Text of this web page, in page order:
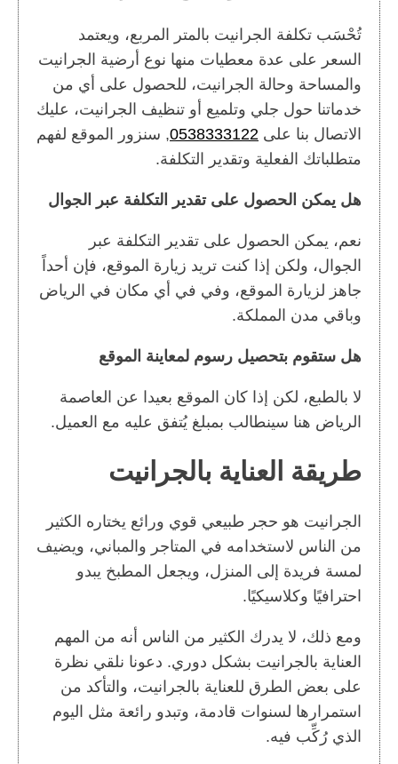
تُحْسَب تكلفة الجرانيت بالمتر المربع، ويعتمد
السعر على عدة معطيات منها نوع أرضية الجرانيت
والمساحة وحالة الجرانيت، للحصول على أي من
خدماتنا حول جلي وتلميع أو تنظيف الجرانيت، عليك
الاتصال بنا على 0538333122, سنزور الموقع لفهم
متطلباتك الفعلية وتقدير التكلفة.
هل يمكن الحصول على تقدير التكلفة عبر الجوال
نعم، يمكن الحصول على تقدير التكلفة عبر
الجوال، ولكن إذا كنت تريد زيارة الموقع، فإن أحداً
جاهز لزيارة الموقع، وفي في أي مكان في الرياض
وباقي مدن المملكة.
هل ستقوم بتحصيل رسوم لمعاينة الموقع
لا بالطبع، لكن إذا كان الموقع بعيدا عن العاصمة
الرياض هنا سينطالب بمبلغ يُتفق عليه مع العميل.
طريقة العناية بالجرانيت
الجرانيت هو حجر طبيعي قوي ورائع يختاره الكثير
من الناس لاستخدامه في المتاجر والمباني، ويضيف
لمسة فريدة إلى المنزل، ويجعل المطبخ يبدو
احترافيًا وكلاسيكيًا.
ومع ذلك، لا يدرك الكثير من الناس أنه من المهم
العناية بالجرانيت بشكل دوري. دعونا نلقي نظرة
على بعض الطرق للعناية بالجرانيت، والتأكد من
استمرارها لسنوات قادمة، وتبدو رائعة مثل اليوم
الذي رُكِّب فيه.